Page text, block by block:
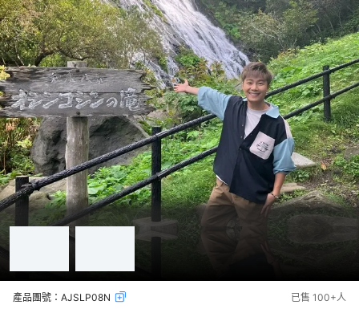
產品團號： AJSLP08N 已售 100+人